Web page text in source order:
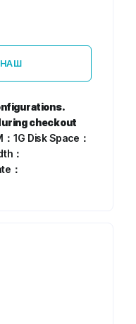
checkout
1G Disk Space：
：
：